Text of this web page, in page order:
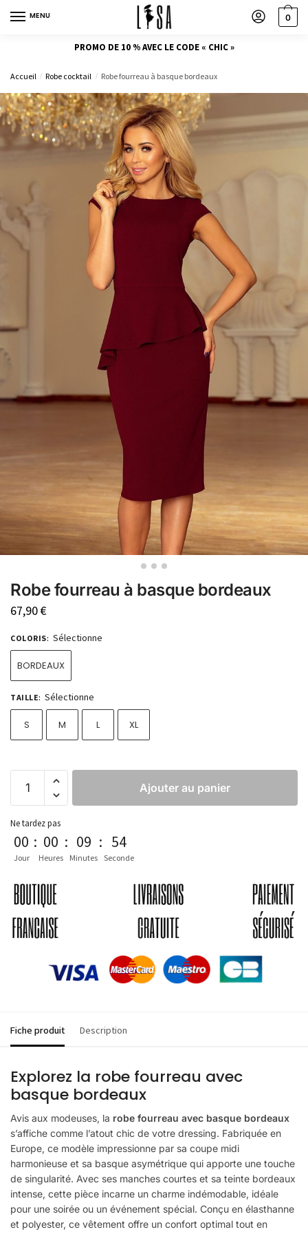
MENU 0
PROMO DE 10 % AVEC LE CODE « CHIC »
Accueil / Robe cocktail / Robe fourreau à basque bordeaux
Robe fourreau à basque bordeaux
67,90€
COLORIS: Sélectionne
BORDEAUX
TAILLE: Sélectionne
S M L XL
Ajouter au panier
Ne tardez pas
00
Jour
: 00
Heures
: 09
Minutes
: 53
Seconde
Fiche produit Description
Explorez la robe fourreau avec
basque bordeaux
Avis aux modeuses, la robe fourreau avec basque bordeaux
s’affiche comme l’atout chic de votre dressing. Fabriquée en
Europe, ce modèle impressionne par sa coupe midi
harmonieuse et sa basque asymétrique qui apporte une touche
de singularité. Avec ses manches courtes et sa teinte bordeaux
intense, cette pièce incarne un charme indémodable, idéale
pour une soirée ou un événement spécial. Conçu en élasthanne
et polyester, ce vêtement offre un confort optimal tout en